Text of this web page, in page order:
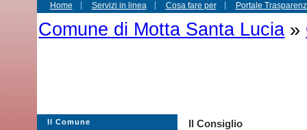
Home Servizi in linea Cosa fare per Portale
Comune di Motta Santa Lucia »
Il Comune Il Consiglio